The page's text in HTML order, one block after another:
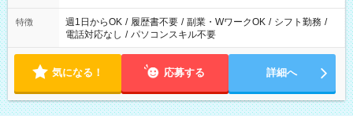
特徴 週1日からOK / 履歴書不要 / 副業・WワークOK / シフト勤務 /
電話対応なし / パソコンスキル不要
気になる！ 応募する 詳細へ